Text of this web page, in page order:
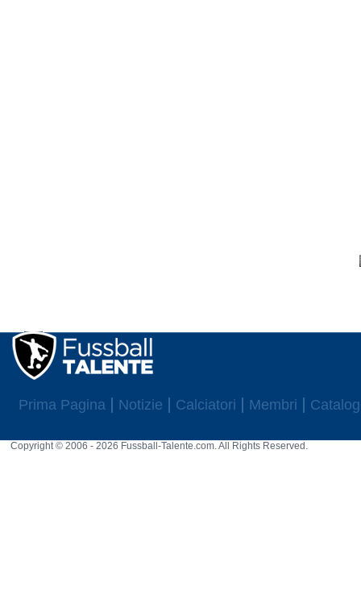
Prima Pagina Notizie Calciatori Membri
Copyright © 2006 - 2026 Fussball-Talente.com. All Rights Reserved.